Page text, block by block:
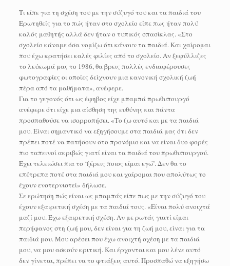
Τι είπε για τη σχέση του με την σύζυγό του και τα παιδιά του
Ερωτηθείς για το πώς ήταν στο σχολείο είπε πως ήταν πολύ
καλός μαθητής αλλά δεν ήταν ο τυπικός σπασίκλας. «Στο
σχολείο κάναμε όσα νομίζω ότι κάνουν τα παιδιά. Και χαίρομαι
που έχω κρατήσει καλές φιλίες από το σχολείο. Αν ξεφύλλιζες
το λεύκωμά μας το 1986, θα βρεις πολλές ενδιαφέρουσες
φωτογραφίες οι οποίες δείχνουν μια κανονική σχολική ζωή
πέρα από τα μαθήματα», ανέφερε.
Για το γεγονός ότι ως έφηβος είχε μπαμπά πρωθυπουργό
ανέφερε ότι είχε μια αίσθηση της ευθύνης και πάντα
προσπαθούσε να ισορροπήσει. «Το ζω αυτό και με τα παιδιά
μου. Είναι σημαντικό να εξηγήσουμε στα παιδιά μας ότι δεν
πρέπει ποτέ να πατήσουν στο προνόμιο και να είναι δυο φορές
πιο ταπεινοί ακριβώς γιατί είναι τα παιδιά του πρωθυπουργού.
Έχει τελειώσει πια το ‘ξέρεις ποιος είμαι εγώ’. Δεν θα το
επέτρεπα ποτέ στα παιδιά μου και χαίρομαι που απολύτως το
έχουν ενστερνιστεί» δήλωσε.
Σε ερώτηση πώς είναι ως μπαμπάς είπε πως με την σύζυγό του
έχουν εξαιρετική σχέση με τα παιδιά τους. «Είναι πολύ ανοιχτά
μαζί μου. Έχω εξαιρετική σχέση. Αν με ρωτάς γιατί είμαι
περήφανος στη ζωή μου, δεν είναι για τη ζωή μου, είναι για τα
παιδιά μου. Μου αρέσει που έχω ανοιχτή σχέση με τα παιδιά
μου, να μου ασκούν κριτική. Και έρχονται και μου λένε αυτό
δεν γίνεται, πρέπει να το φτιάξεις αυτό. Προσπαθώ να εξηγήσω